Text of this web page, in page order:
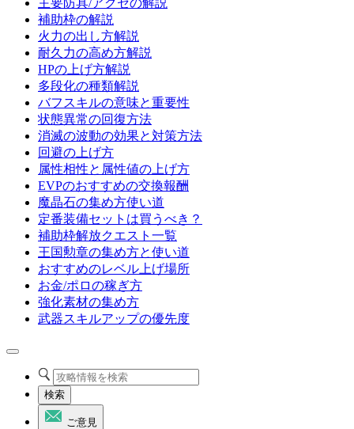
主要防具/アクセの解説
補助枠の解説
火力の出し方解説
耐久力の高め方解説
HPの上げ方解説
多段化の種類解説
バフスキルの意味と重要性
状態異常の回復方法
消滅の波動の効果と対策方法
回避の上げ方
属性相性と属性値の上げ方
EVPのおすすめの交換報酬
魔晶石の集め方使い道
定番装備セットは買うべき？
補助枠解放クエスト一覧
王国勲章の集め方と使い道
おすすめのレベル上げ場所
お金/ポロの稼ぎ方
強化素材の集め方
武器スキルアップの優先度
検索
ご意見